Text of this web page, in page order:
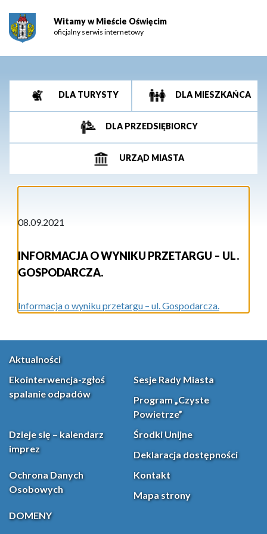
Witamy w Mieście Oświęcim
oficjalny serwis internetowy
DLA TURYSTY DLA MIESZKAŃCA
DLA PRZEDSIĘBIORCY
URZĄD MIASTA
08.09.2021
INFORMACJA O WYNIKU PRZETARGU – UL.
GOSPODARCZA.
Informacja o wyniku przetargu – ul. Gospodarcza.
Aktualności
Ekointerwencja-zgłoś
spalanie odpadów
Sesje Rady Miasta
Program „Czyste
Powietrze”
Dzieje się – kalendarz
imprez
Środki Unijne
Deklaracja dostępności
Ochrona Danych
Osobowych
Kontakt
Mapa strony
DOMENY